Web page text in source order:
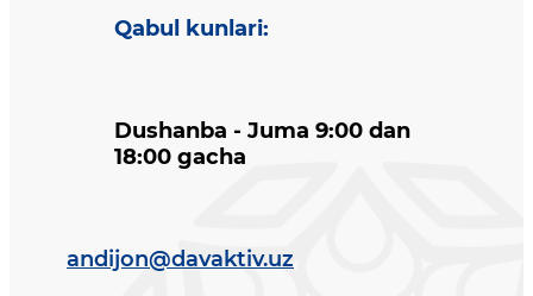
Qabul kunlari:
Dushanba - Juma 9:00 dan
18:00 gacha
andijon@davaktiv.uz